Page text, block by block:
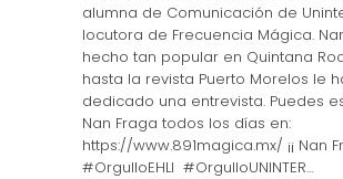
alumna de Comunicación de
locutora de Frecuencia Mágica.
hecho tan popular en Quintana
hasta la revista Puerto Morelos le
dedicado una entrevista. Puedes
Nan Fraga todos los días en:
https://www.891magica.mx/ ¡¡ Nan
#OrgulloEHLI #OrgulloUNINTER…